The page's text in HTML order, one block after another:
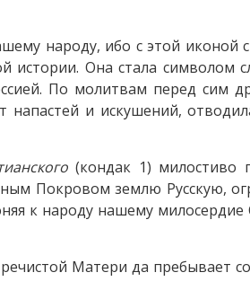
народу, ибо с этой иконой
истории. Она стала символом
По молитвам перед сим
и искушений,
(кондак 1) милостиво
Покровом землю Русскую,
к народу нашему милосердие
Матери да пребывает